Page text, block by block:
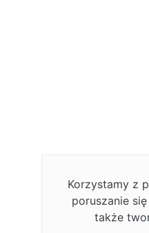
Korzystamy z
poruszanie
także